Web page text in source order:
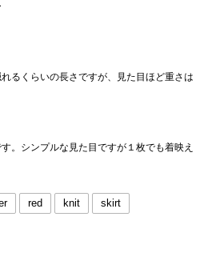
るくらいの長さですが、見た目ほど重さは
。シンプルな見た目ですが１枚でも着映え
red knit skirt